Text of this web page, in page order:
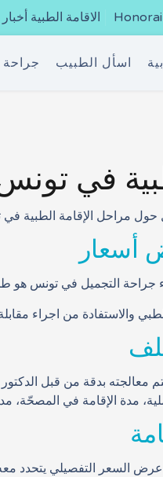
الاقامة الطبية
جراحة اسأل الطبيب
في
حول مراحل الإقامة الطبية في
جراحة التجميل في تونس هو
والاستفادة من اجراء مقابلة
معالجته بدقة من قبل
مدة الإقامة في المصحّة،
السعر التفصيلي يتحدد